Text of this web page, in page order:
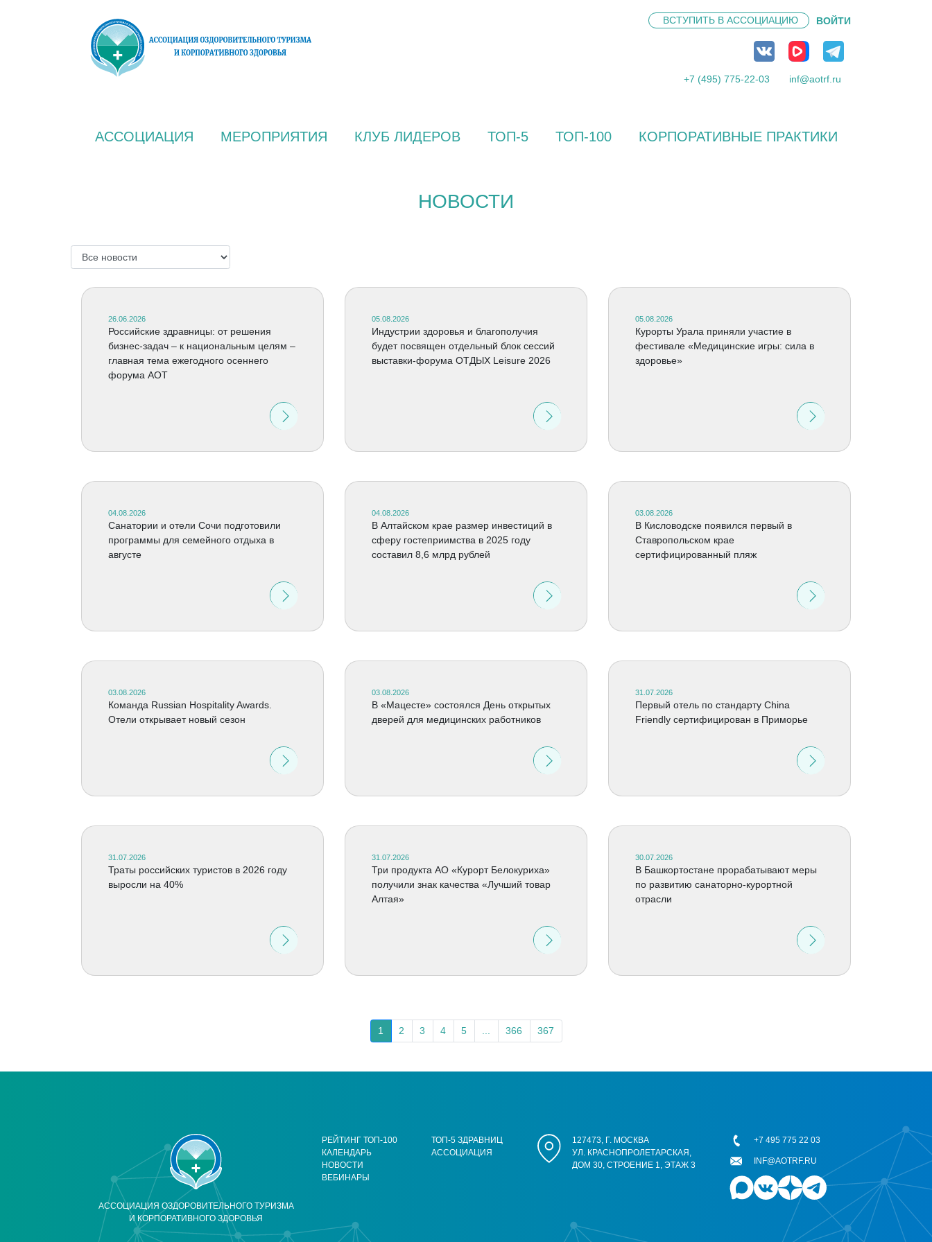
ВСТУПИТЬ В АССОЦИАЦИЮ ВОЙТИ
+7 (495) 775-22-03 inf@aotrf.ru
АССОЦИАЦИЯ МЕРОПРИЯТИЯ КЛУБ ЛИДЕРОВ ТОП-5 ТОП-100 КОРПОРАТИВНЫЕ ПРАКТИКИ
НОВОСТИ
26.06.2026
Российские здравницы: от решения
бизнес-задач – к национальным целям –
главная тема ежегодного осеннего
форума АОТ
05.08.2026
Индустрии здоровья и благополучия
будет посвящен отдельный блок сессий
выставки-форума ОТДЫХ Leisure 2026
05.08.2026
Курорты Урала приняли участие в
фестивале «Медицинские игры: сила в
здоровье»
04.08.2026
Санатории и отели Сочи подготовили
программы для семейного отдыха в
августе
04.08.2026
В Алтайском крае размер инвестиций в
сферу гостеприимства в 2025 году
составил 8,6 млрд рублей
03.08.2026
В Кисловодске появился первый в
Ставропольском крае
сертифицированный пляж
03.08.2026
Команда Russian Hospitality Awards.
Отели открывает новый сезон
03.08.2026
В «Мацесте» состоялся День открытых
дверей для медицинских работников
31.07.2026
Первый отель по стандарту China
Friendly сертифицирован в Приморье
31.07.2026
Траты российских туристов в 2026 году
выросли на 40%
31.07.2026
Три продукта АО «Курорт Белокуриха»
получили знак качества «Лучший товар
Алтая»
30.07.2026
В Башкортостане прорабатывают меры
по развитию санаторно-курортной
отрасли
1 2 3 4 5 366 367
АССОЦИАЦИЯ ОЗДОРОВИТЕЛЬНОГО ТУРИЗМА
И КОРПОРАТИВНОГО ЗДОРОВЬЯ
РЕЙТИНГ ТОП-100
КАЛЕНДАРЬ
НОВОСТИ
ВЕБИНАРЫ
ТОП-5 ЗДРАВНИЦ
АССОЦИАЦИЯ
127473, Г. МОСКВА
УЛ. КРАСНОПРОЛЕТАРСКАЯ,
ДОМ 30, СТРОЕНИЕ 1, ЭТАЖ 3
+7 495 775 22 03
INF@AOTRF.RU